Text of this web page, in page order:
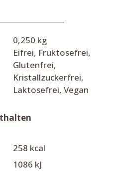
0,250 kg
Eifrei, Fruktosefrei,
Glutenfrei,
Kristallzuckerfrei,
Laktosefrei, Vegan
258 kcal
1086 kJ